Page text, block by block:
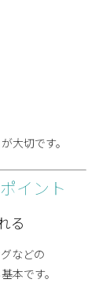
大切です。
イント
る
などの
本です。